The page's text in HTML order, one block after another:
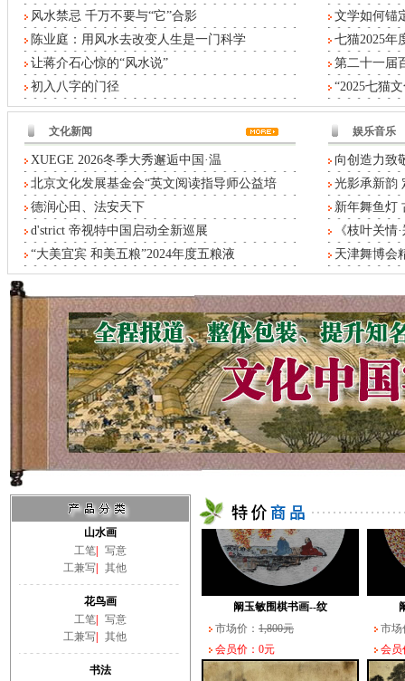
风水禁忌 千万不要与“它”合影
陈业庭：用风水去改变人生是一门科学
让蒋介石心惊的“风水说”
初入八字的门径
文学如何锚
七猫2025年
第二十一届
“2025七猫
文化新闻
XUEGE 2026冬季大秀邂逅中国·温
北京文化发展基金会“英文阅读指导师公益培
德润心田、法安天下
d'strict 帝视特中国启动全新巡展
“大美宜宾 和美五粮”2024年度五粮液
娱乐音乐
向创造力致
光影承新韵
新年舞鱼灯
《枝叶关
天津舞博会
山水画
工笔|
写意
工兼写| 其他
花鸟画
工笔|
写意
工兼写| 其他
书法